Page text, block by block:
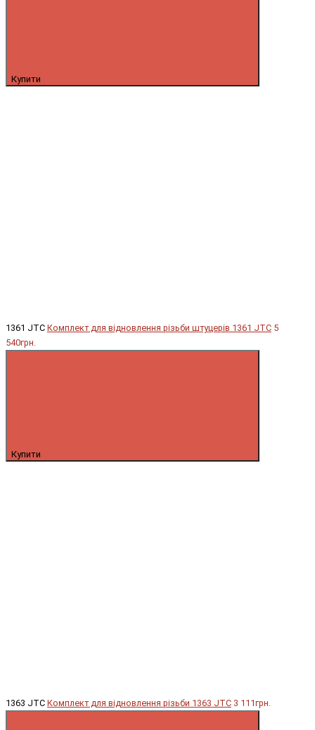
Купити
1361 JTC Комплект для відновлення різьби штуцерів 1361 JTC 5
540грн.
Купити
1363 JTC Комплект для відновлення різьби 1363 JTC 3 111грн.